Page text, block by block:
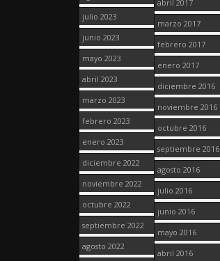
julio 2023
junio 2023
mayo 2023
abril 2023
marzo 2023
febrero 2023
enero 2023
diciembre 2022
noviembre 2022
octubre 2022
septiembre 2022
agosto 2022
abril 2017
marzo 2017
febrero 2017
enero 2017
diciembre 2016
noviembre 2016
octubre 2016
septiembre 2016
agosto 2016
julio 2016
junio 2016
mayo 2016
abril 2016